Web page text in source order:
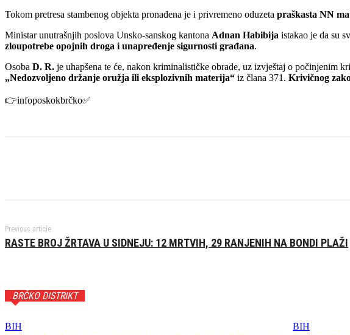
Tokom pretresa stambenog objekta pronađena je i privremeno oduzeta praškasta NN
Ministar unutrašnjih poslova Unsko-sanskog kantona Adnan Habibija istakao je da su
zloupotrebe opojnih droga i unapređenje sigurnosti građana.
Osoba D. R. je uhapšena te će, nakon kriminalističke obrade, uz izvještaj o počinjenim
„Nedozvoljeno držanje oružja ili eksplozivnih materija“ iz člana 371. Krivičnog
👉infoposkokbrčko✅️
Previous article
RASTE BROJ ŽRTAVA U SIDNEJU: 12 MRTVIH, 29 RANJENIH NA BONDI PLAŽI
BRČKO DISTRIKT
BIH BIH